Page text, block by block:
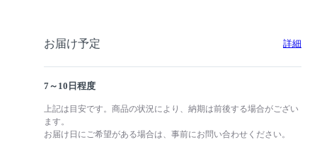
お届け予定 詳細
7～10日程度
上記は目安です。商品の状況により、納期は前後する場合がござい
ます。
お届け日にご希望がある場合は、事前にお問い合わせください。